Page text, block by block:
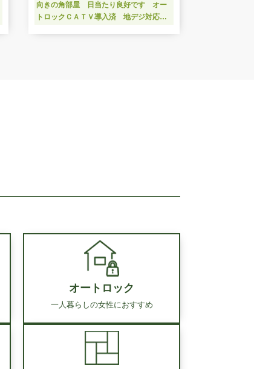
向きの角部屋 日当たり良好です オー
トロックＣＡＴＶ導入済 地デジ対応
オートロック
一人暮らしの女性におすすめ